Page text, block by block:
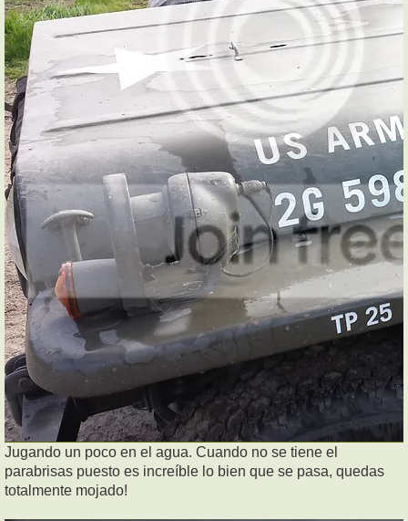
Jugando un poco en el agua. Cuando no se tiene el
parabrisas puesto es increíble lo bien que se pasa, quedas
totalmente mojado!